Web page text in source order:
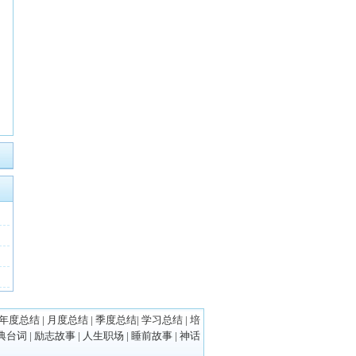
度总结| 月度总结| 季度总结| 学习总结| 培
台词 | 励志故事| 人生职场 | 睡前故事| 神话